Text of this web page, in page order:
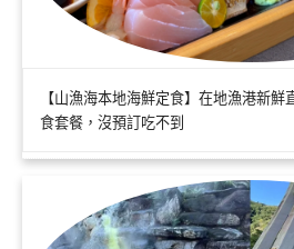
【山漁海本地海鮮定食】在地漁港新鮮
食套餐，沒預訂吃不到